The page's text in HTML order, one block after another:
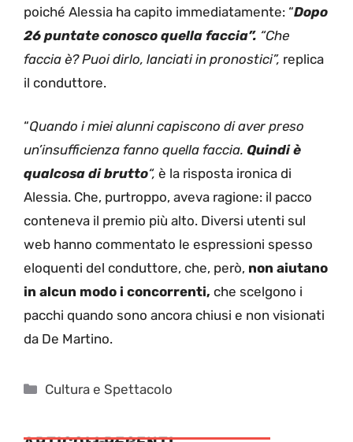
poiché Alessia ha capito immediatamente: “Dopo
26 puntate conosco quella faccia”. “Che
faccia è? Puoi dirlo, lanciati in pronostici”, replica
il conduttore.
“Quando i miei alunni capiscono di aver preso
un’insufficienza fanno quella faccia. Quindi è
qualcosa di brutto“, è la risposta ironica di
Alessia. Che, purtroppo, aveva ragione: il pacco
conteneva il premio più alto. Diversi utenti sul
web hanno commentato le espressioni spesso
eloquenti del conduttore, che, però, non aiutano
in alcun modo i concorrenti, che scelgono i
pacchi quando sono ancora chiusi e non visionati
da De Martino.
Categorie
Cultura e Spettacolo